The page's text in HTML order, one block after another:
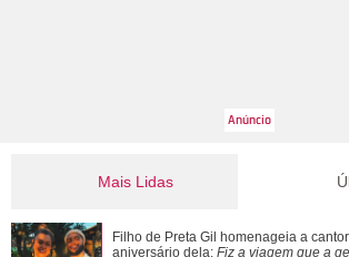
Mais Lidas
Novo visual! Jojo Todynho chama a
caminhada após fazer lipo nas pernas
Filho de Preta Gil homenageia a
aniversário dela: Fiz a viagem que a